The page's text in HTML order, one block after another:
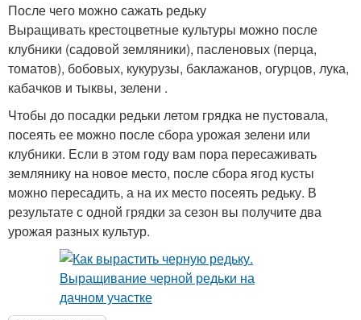
После чего можно сажать редьку
Выращивать крестоцветные культуры можно после
клубники (садовой земляники), пасленовых (перца,
томатов), бобовых, кукурузы, баклажанов, огурцов, лука,
кабачков и тыквы, зелени .
Чтобы до посадки редьки летом грядка не пустовала,
посеять ее можно после сбора урожая зелени или
клубники. Если в этом году вам пора пересаживать
землянику на новое место, после сбора ягод кусты
можно пересадить, а на их место посеять редьку. В
результате с одной грядки за сезон вы получите два
урожая разных культур.